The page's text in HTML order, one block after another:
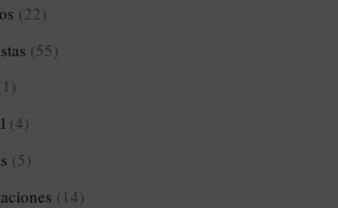
(22)
(55)
(4)
(5)
(14)